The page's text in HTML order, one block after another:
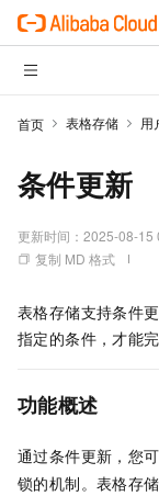
首页 表格存储 用
条件更新
更新时间： 2025-08-15
复制 MD 格式
表格存储支持条件
指定的条件，才能完
功能概述
通过条件更新，您
锁的机制。表格存